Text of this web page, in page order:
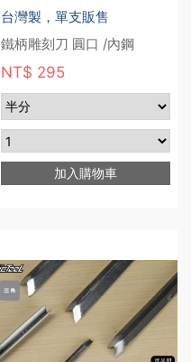
台灣製，單支販售
鐵柄雕刻刀 圓口 /內鋼
NT$ 295
加入購物車